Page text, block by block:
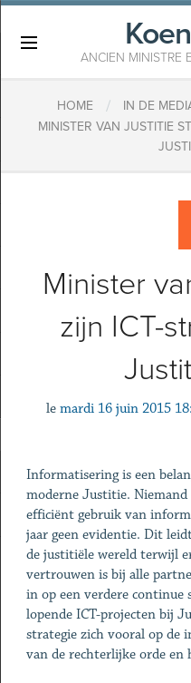
ANCIEN MINISTRE
HOME / IN DE
MINISTER VAN JUSTITIE
Minister
zijn ICT-
le mardi 16 juin 2015
Informatisering is een
moderne Justitie.
efficiënt gebruik van
jaar geen evidentie. Dit
de justitiële wereld terwijl
vertrouwen is bij alle
in op een verdere continue
lopende ICT-projecten bij
strategie zich vooral op de
van de rechterlijke orde en